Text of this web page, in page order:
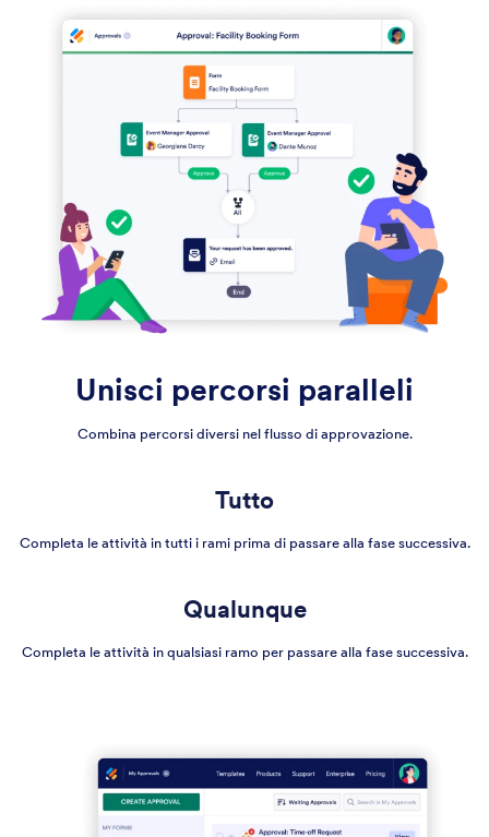
Unisci percorsi paralleli
Combina percorsi diversi nel flusso di approvazione.
Tutto
Completa le attività in tutti i rami prima di passare alla fase successiva.
Qualunque
Completa le attività in qualsiasi ramo per passare alla fase successiva.